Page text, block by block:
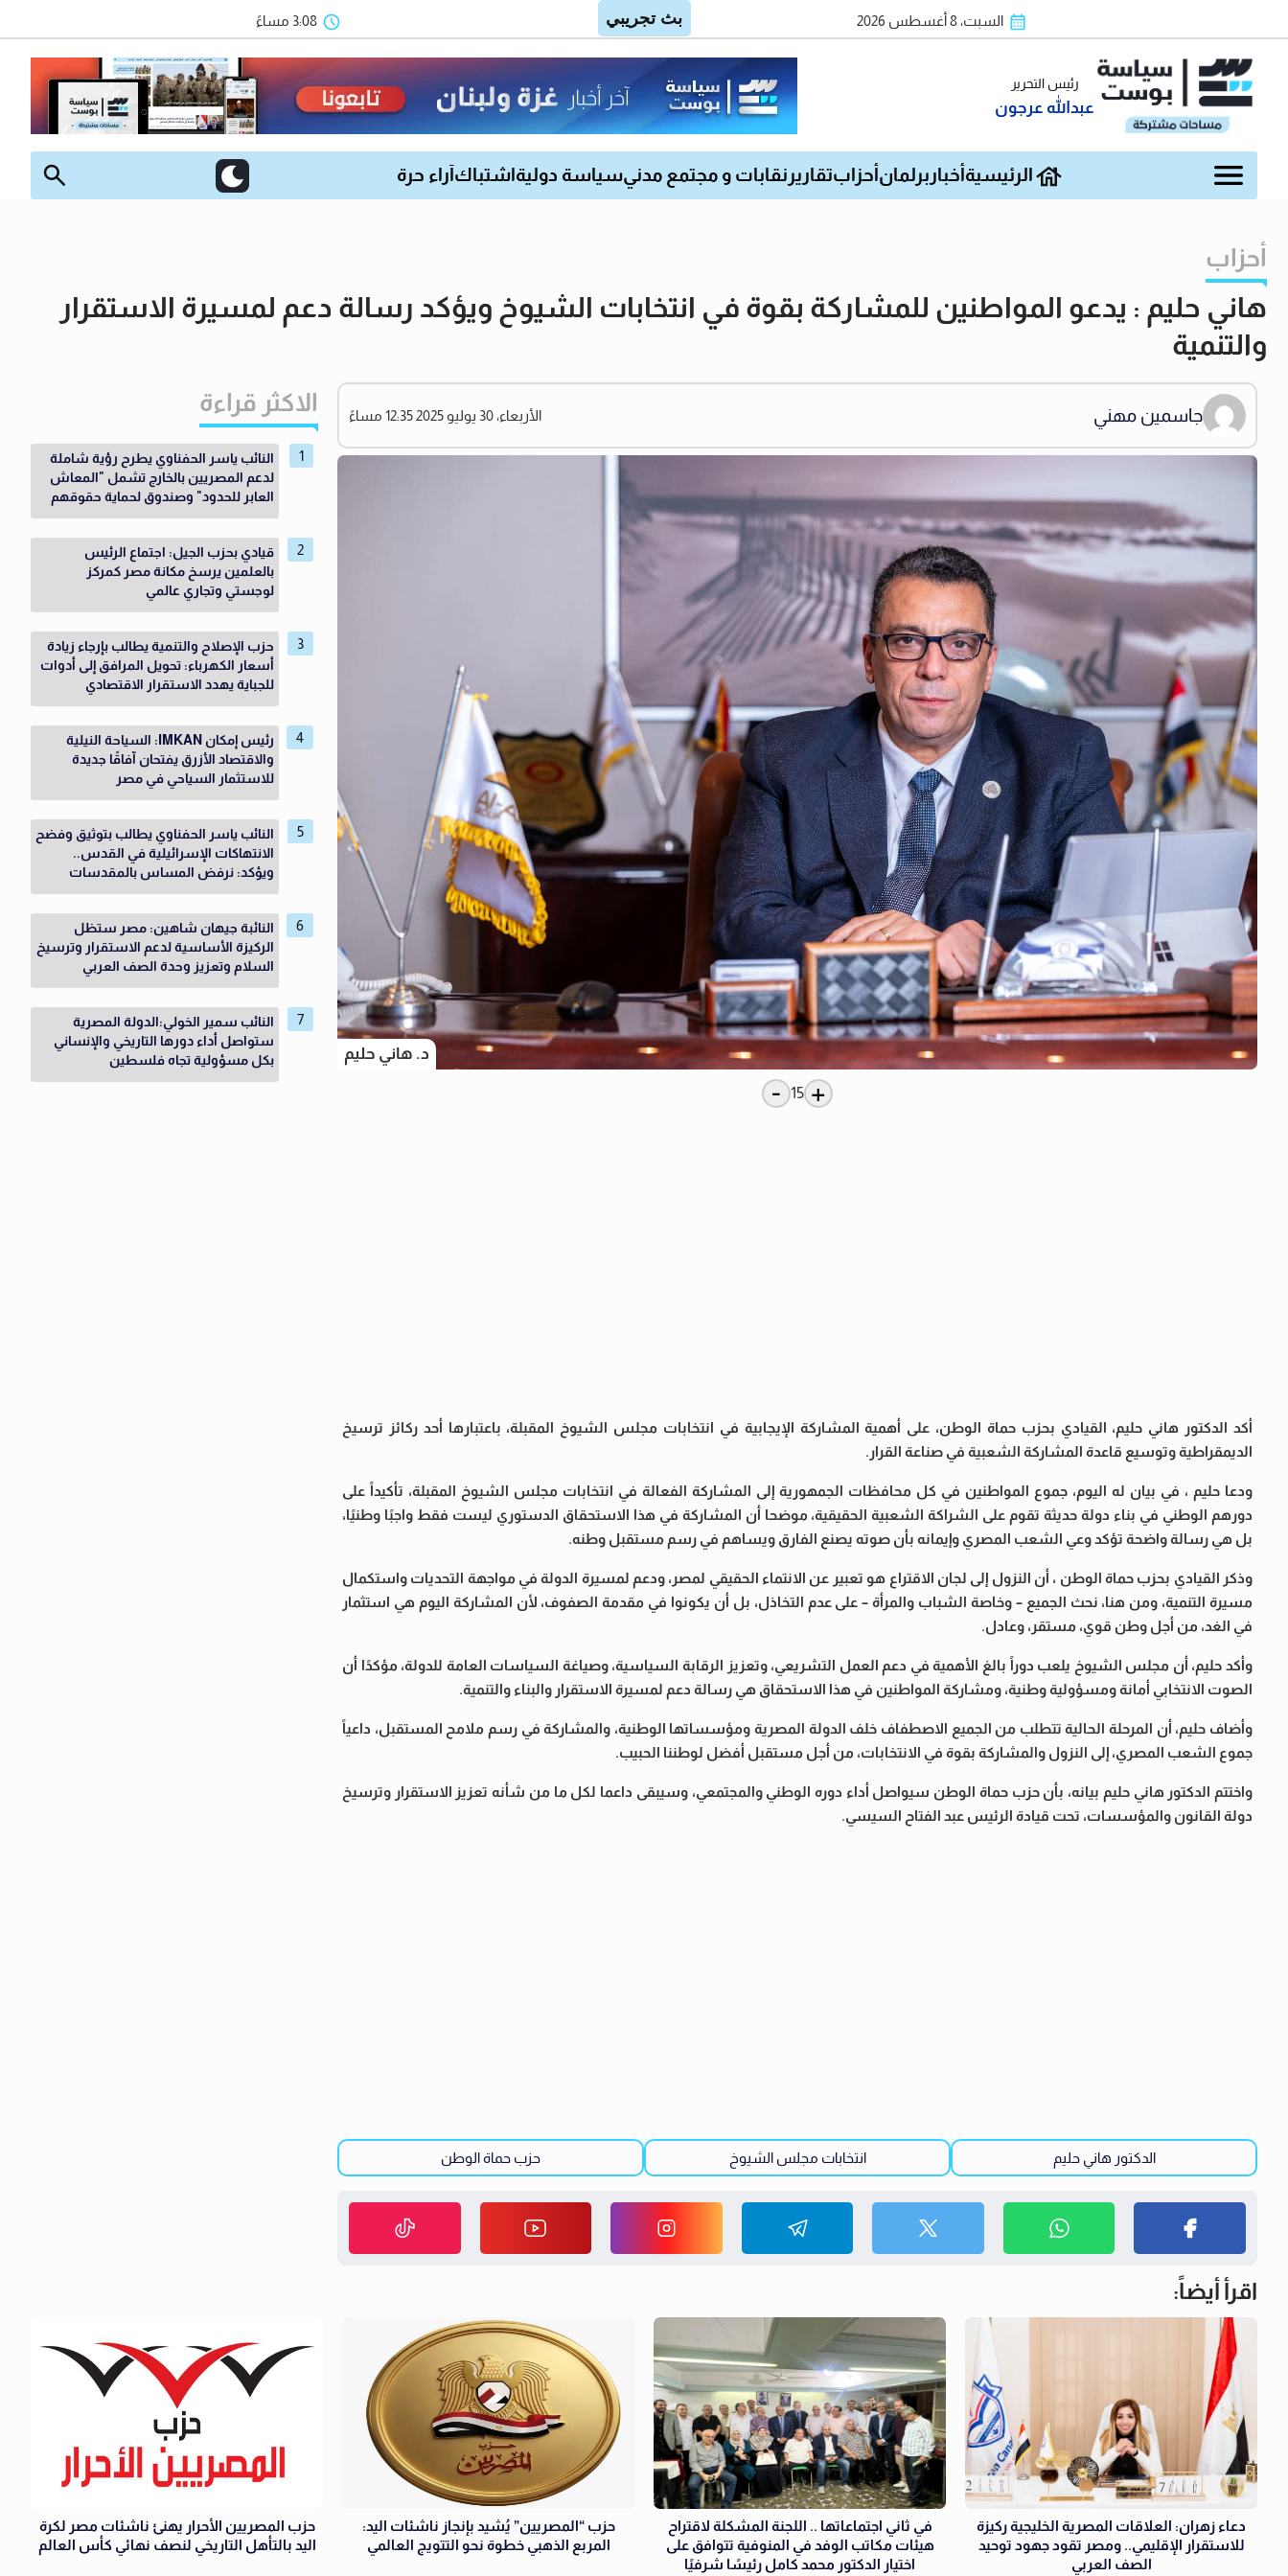
السبت، 8 أغسطس 2026 3:08 مساءً
رئيس التحرير
عبدالله عرجون
الرئيسية أخبار برلمان أحزابتقارير نقابات و مجتمع مدنيسياسة دولية اشتباك آراء حرة
أحزاب
هاني حليم : يدعو المواطنين للمشاركة بقوة في انتخابات الشيوخ ويؤكد رسالة دعم لمسيرة الاستقرار
والتنمية
جاسمين مهني الأربعاء، 30 يوليو 2025 12:35 مساءً
د. هاني حليم
+
15
-
أكد الدكتور هاني حليم، القيادي بحزب حماة الوطن، على أهمية المشاركة الإيجابية في انتخابات مجلس الشيوخ المقبلة، باعتبارها أحد ركائز ترسيخ
الديمقراطية وتوسيع قاعدة المشاركة الشعبية في صناعة القرار.
ودعا حليم ، في بيان له اليوم، جموع المواطنين في كل محافظات الجمهورية إلى المشاركة الفعالة في انتخابات مجلس الشيوخ المقبلة، تأكيداً على
دورهم الوطني في بناء دولة حديثة تقوم على الشراكة الشعبية الحقيقية، موضحا أن المشاركة في هذا الاستحقاق الدستوري ليست فقط واجبًا وطنيًا،
بل هي رسالة واضحة تؤكد وعي الشعب المصري وإيمانه بأن صوته يصنع الفارق ويساهم في رسم مستقبل وطنه.
وذكر القيادي بحزب حماة الوطن ، أن النزول إلى لجان الاقتراع هو تعبير عن الانتماء الحقيقي لمصر، ودعم لمسيرة الدولة في مواجهة التحديات واستكمال
مسيرة التنمية، ومن هنا، نحث الجميع – وخاصة الشباب والمرأة – على عدم التخاذل، بل أن يكونوا في مقدمة الصفوف، لأن المشاركة اليوم هي استثمار
في الغد، من أجل وطن قوي، مستقر، وعادل.
وأكد حليم، أن مجلس الشيوخ يلعب دوراً بالغ الأهمية في دعم العمل التشريعي، وتعزيز الرقابة السياسية، وصياغة السياسات العامة للدولة، مؤكدًا أن
الصوت الانتخابي أمانة ومسؤولية وطنية، ومشاركة المواطنين في هذا الاستحقاق هي رسالة دعم لمسيرة الاستقرار والبناء والتنمية.
وأضاف حليم، أن المرحلة الحالية تتطلب من الجميع الاصطفاف خلف الدولة المصرية ومؤسساتها الوطنية، والمشاركة في رسم ملامح المستقبل، داعياً
جموع الشعب المصري، إلى النزول والمشاركة بقوة في الانتخابات، من أجل مستقبل أفضل لوطننا الحبيب.
واختتم الدكتور هاني حليم بيانه، بأن حزب حماة الوطن سيواصل أداء دوره الوطني والمجتمعي، وسيبقى داعما لكل ما من شأنه تعزيز الاستقرار وترسيخ
دولة القانون والمؤسسات، تحت قيادة الرئيس عبد الفتاح السيسي.
الدكتور هاني حليم انتخابات مجلس الشيوخ حزب حماة الوطن
الاكثر قراءة
النائب ياسر الحفناوي يطرح رؤية شاملة
لدعم المصريين بالخارج تشمل "المعاش
العابر للحدود" وصندوق لحماية حقوقهم
قيادي بحزب الجيل: اجتماع الرئيس
بالعلمين يرسخ مكانة مصر كمركز
لوجستي وتجاري عالمي
حزب الإصلاح والتنمية يطالب بإرجاء زيادة
أسعار الكهرباء: تحويل المرافق إلى أدوات
للجباية يهدد الاستقرار الاقتصادي
رئيس إمكان IMKAN: السياحة النيلية
والاقتصاد الأزرق يفتحان آفاقًا جديدة
للاستثمار السياحي في مصر
النائب ياسر الحفناوي يطالب بتوثيق وفضح
الانتهاكات الإسرائيلية في القدس..
ويؤكد: نرفض المساس بالمقدسات
النائبة جيهان شاهين: مصر ستظل
الركيزة الأساسية لدعم الاستقرار وترسيخ
السلام وتعزيز وحدة الصف العربي
النائب سمير الخولي:الدولة المصرية
ستواصل أداء دورها التاريخي والإنساني
بكل مسؤولية تجاه فلسطين
اقرأ أيضاً:
دعاء زهران: العلاقات المصرية الخليجية ركيزة
للاستقرار الإقليمي.. ومصر تقود جهود توحيد
الصف العربي
في ثاني اجتماعاتها .. اللجنة المشكلة لاقتراح
هيئات مكاتب الوفد في المنوفية تتوافق على
اختيار الدكتور محمد كامل رئيسًا شرفيًا
حزب “المصريين” يُشيد بإنجاز ناشئات اليد:
المربع الذهبي خطوة نحو التتويج العالمي
حزب المصريين الأحرار يهنئ ناشئات مصر لكرة
اليد بالتأهل التاريخي لنصف نهائي كأس العالم